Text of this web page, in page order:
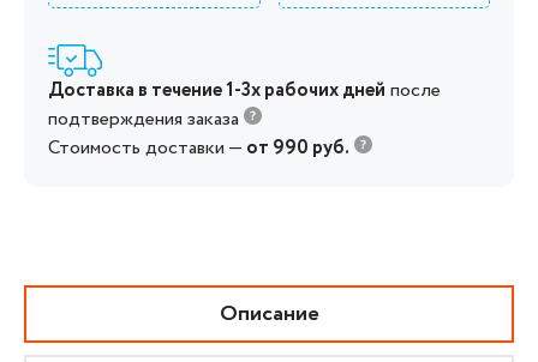
Доставка в течение 1-3х рабочих дней после
подтверждения заказа
Стоимость доставки — от 990 руб.
Описание